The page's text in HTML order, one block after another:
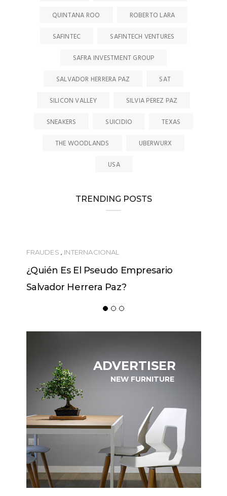
QUINTANA ROO
ROBERTO LARA
SAFINTEC
SAFINTECH VENTURES
SAFRA INVESTMENT GROUP
SALVADOR HERRERA PAZ
SAT
SILICON VALLEY
SILVIA PEREZ PAZ
SNEAKERS
SUICIDIO
TEXAS
THE WOODLANDS
UBERWURX
USA
TRENDING POSTS
FRAUDES , INTERNACIONAL
¿Quién Es El Pseudo Empresario
Salvador Herrera Paz?
ADVERTISER
NEW FURNITURE